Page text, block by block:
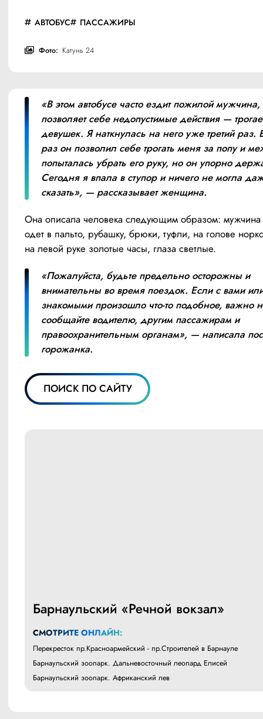
АВТОБУС ПАССАЖИРЫ
Фото: Катунь 24
«В этом автобусе часто ездит пожилой
позволяет себе недопустимые действия —
девушек. Я наткнулась на него уже третий раз.
раз он позволил себе трогать меня за попу и
попыталась убрать его руку, но он упорно
Сегодня я впала в ступор и ничего не могла
сказать», — рассказывает женщина.
Она описала человека следующим образом: мужчина
одет в пальто, рубашку, брюки, туфли, на голове
на левой руке золотые часы, глаза светлые.
«Пожалуйста, будьте предельно осторожны и
внимательны во время поездок. Если с вами
знакомыми произошло что-то подобное, важно
сообщайте водителю, другим пассажирам и
правоохранительным органам», — написала
горожанка.
ПОИСК ПО САЙТУ
Барнаульский «Речной вокзал»
СМОТРИТЕ ОНЛАЙН:
Перекресток пр.Красноармейский - пр.Строителей в Барнауле
Барнаульский зоопарк. Дальневосточный леопард Елисей
Барнаульский зоопарк. Африканский лев